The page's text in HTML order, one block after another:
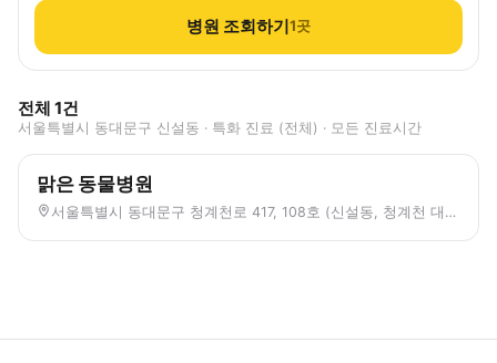
병원 조회하기1곳
전체 1건
서울특별시 동대문구 신설동 · 특화 진료 (전체) · 모든 진료시간
맑은 동물병원
서울특별시 동대문구 청계천로 417, 108호 (신설동, 청계천 대성 스카이렉스1)